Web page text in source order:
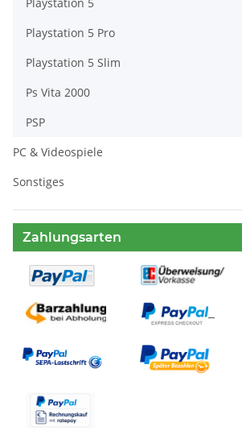
Playstation 5 Pro
Playstation 5 Slim
Ps Vita 2000
PSP
PC & Videospiele
Sonstiges
Zahlungsarten